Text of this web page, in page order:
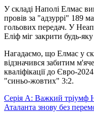
У складі Наполі Елмас
провів за "адзуррі" 189
гольових передач. У
Еліф міг закрити будь-
Нагадаємо, що Елмас у
відзначився забитим
кваліфікації до Євро-
"синьо-жовтих" 3:2.
Серія А: Важкий тріумф
Аталанта знову без